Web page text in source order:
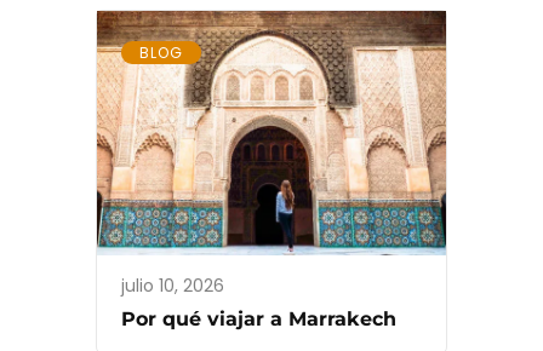
BLOG
julio 10, 2026
Por qué viajar a Marrakech